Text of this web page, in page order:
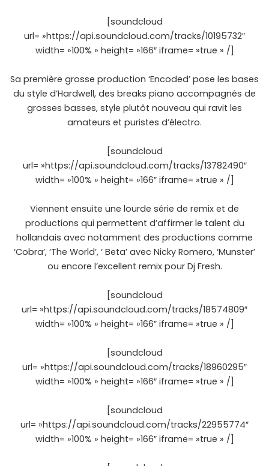
[soundcloud
url= »https://api.soundcloud.com/tracks/10195732″
width= »100% » height= »166″ iframe= »true » /]
Sa première grosse production ‘Encoded’ pose les bases
du style d’Hardwell, des breaks piano accompagnés de
grosses basses, style plutôt nouveau qui ravit les
amateurs et puristes d’électro.
[soundcloud
url= »https://api.soundcloud.com/tracks/13782490″
width= »100% » height= »166″ iframe= »true » /]
Viennent ensuite une lourde série de remix et de
productions qui permettent d’affirmer le talent du
hollandais avec notamment des productions comme
‘Cobra’, ‘The World’, ‘ Beta’ avec Nicky Romero, ‘Munster’
ou encore l’excellent remix pour Dj Fresh.
[soundcloud
url= »https://api.soundcloud.com/tracks/18574809″
width= »100% » height= »166″ iframe= »true » /]
[soundcloud
url= »https://api.soundcloud.com/tracks/18960295″
width= »100% » height= »166″ iframe= »true » /]
[soundcloud
url= »https://api.soundcloud.com/tracks/22955774″
width= »100% » height= »166″ iframe= »true » /]